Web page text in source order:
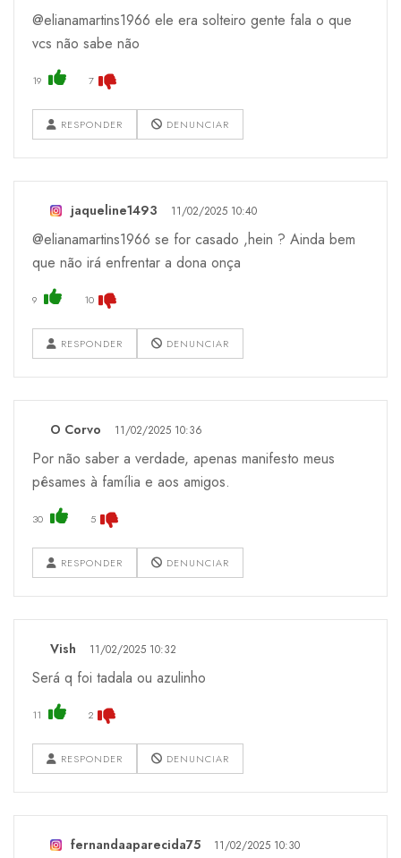
@elianamartins1966 ele era solteiro gente fala o que
vcs não sabe não
19 7
RESPONDER DENUNCIAR
jaqueline1493 11/02/2025 10:40
@elianamartins1966 se for casado ,hein ? Ainda bem
que não irá enfrentar a dona onça
9 10
RESPONDER DENUNCIAR
O Corvo 11/02/2025 10:36
Por não saber a verdade, apenas manifesto meus
pêsames à família e aos amigos.
30 5
RESPONDER DENUNCIAR
Vish 11/02/2025 10:32
Será q foi tadala ou azulinho
11 2
RESPONDER DENUNCIAR
fernandaaparecida75 11/02/2025 10:30